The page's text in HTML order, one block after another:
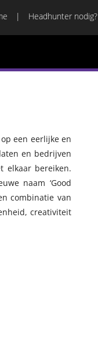
Headhunter nodig?
een eerlijke en
en bedrijven
elkaar bereiken.
naam ‘Good
combinatie van
creativiteit